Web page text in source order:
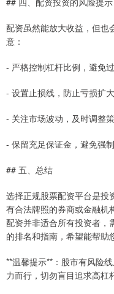
配资虽然能放大收益，但也
意：
- 严格控制杠杆比例，避免过
- 设置止损线，防止亏损扩大
- 关注市场波动，及时调整策
- 保留充足保证金，避免强制
## 五、总结
选择正规股票配资平台是投
有合法牌照的券商或金融机
配资并非适合所有投资者，
的排名和指南，希望能帮助
**温馨提示**：股市有风险
力而行，切勿盲目追求高杠